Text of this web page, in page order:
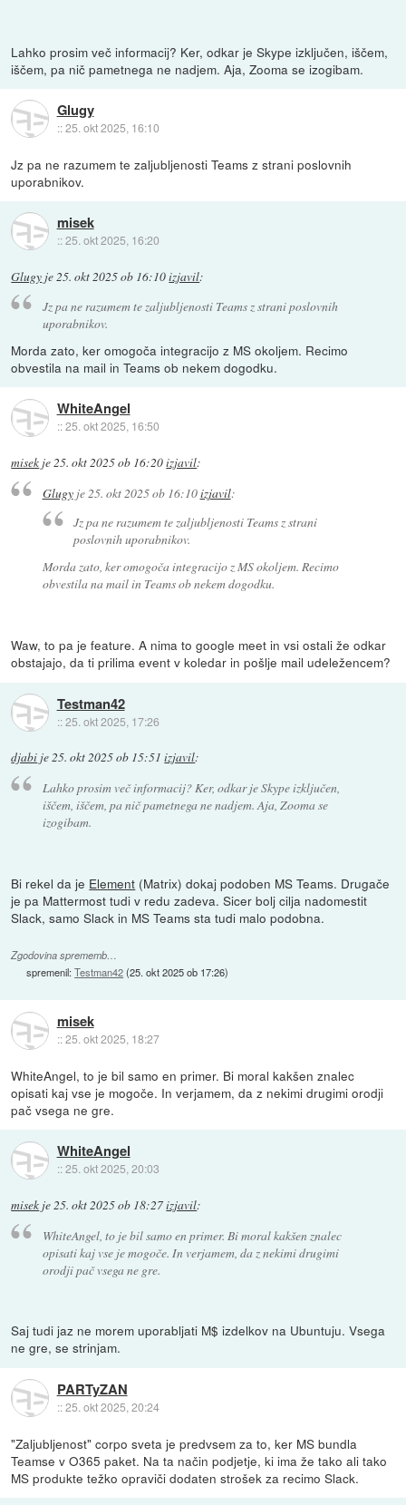
Lahko prosim več informacij? Ker, odkar je Skype izključen, iščem,
iščem, pa nič pametnega ne nadjem. Aja, Zooma se izogibam.
Glugy
::25. okt 2025, 16:10
Jz pa ne razumem te zaljubljenosti Teams z strani poslovnih
uporabnikov.
misek
::25. okt 2025, 16:20
Glugy je 25. okt 2025 ob 16:10izjavil:
Jz pa ne razumem te zaljubljenosti Teams z strani poslovnih
uporabnikov.
Morda zato, ker omogoča integracijo z MS okoljem. Recimo
obvestila na mail in Teams ob nekem dogodku.
WhiteAngel
::25. okt 2025, 16:50
misek je25. okt 2025 ob 16:20izjavil:
Glugyje 25. okt 2025 ob 16:10izjavil:
Jz pa ne razumem te zaljubljenosti Teams z strani
poslovnih uporabnikov.
Morda zato, ker omogoča integracijo z MS okoljem. Recimo
obvestila na mail in Teams ob nekem dogodku.
Waw, to pa je feature. A nima to google meet in vsi ostali že odkar
obstajajo, da ti prilima event v koledar in pošlje mail udeležencem?
Testman42
::25. okt 2025, 17:26
djabi je25. okt 2025 ob 15:51 izjavil:
Lahko prosim več informacij? Ker, odkar je Skype izključen,
iščem, iščem, pa nič pametnega ne nadjem. Aja, Zooma se
izogibam.
Bi rekel da je Element (Matrix) dokaj podoben MS Teams. Drugače
je pa Mattermost tudi v redu zadeva. Sicer bolj cilja nadomestit
Slack, samo Slack in MS Teams sta tudi malo podobna.
Zgodovina sprememb…
spremenil:Testman42(25. okt 2025 ob 17:26)
misek
::25. okt 2025, 18:27
WhiteAngel, to je bil samo en primer. Bi moral kakšen znalec
opisati kaj vse je mogoče. In verjamem, da z nekimi drugimi orodji
pač vsega ne gre.
WhiteAngel
::25. okt 2025, 20:03
misek je25. okt 2025 ob 18:27izjavil:
WhiteAngel, to je bil samo en primer. Bi moral kakšen znalec
opisati kaj vse je mogoče. In verjamem, da z nekimi drugimi
orodji pač vsega ne gre.
Saj tudi jaz ne morem uporabljati M$ izdelkov na Ubuntuju. Vsega
ne gre, se strinjam.
PARTyZAN
::25. okt 2025, 20:24
"Zaljubljenost" corpo sveta je predvsem za to, ker MS bundla
Teamse v O365 paket. Na ta način podjetje, ki ima že tako ali tako
MS produkte težko opraviči dodaten strošek za recimo Slack.